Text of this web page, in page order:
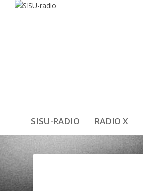
SISU-RADIO RADIO X